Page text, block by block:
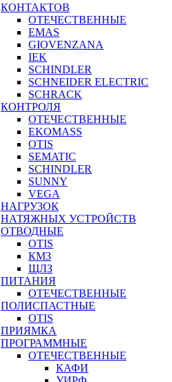
КОНТАКТОВ
ОТЕЧЕСТВЕННЫЕ
EMAS
GIOVENZANA
IEK
SCHINDLER
SCHNEIDER ELECTRIC
SCHRACK
КОНТРОЛЯ
ОТЕЧЕСТВЕННЫЕ
EKOMASS
OTIS
SEMATIC
SCHINDLER
SUNNY
VEGA
НАГРУЗОК
НАТЯЖНЫХ УСТРОЙСТВ
ОТВОДНЫЕ
OTIS
КМЗ
ЩЛЗ
ПИТАНИЯ
ОТЕЧЕСТВЕННЫЕ
ПОЛИСПАСТНЫЕ
OTIS
ПРИЯМКА
ПРОГРАММНЫЕ
ОТЕЧЕСТВЕННЫЕ
КАФИ